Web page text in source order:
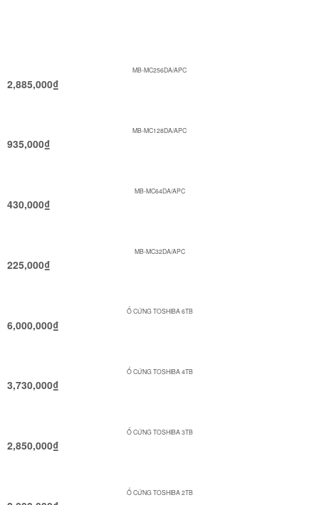
MB-MC256DA/APC
2,885,000₫
MB-MC128DA/APC
935,000₫
MB-MC64DA/APC
430,000₫
MB-MC32DA/APC
225,000₫
Ổ CỨNG TOSHIBA 6TB
6,000,000₫
Ổ CỨNG TOSHIBA 4TB
3,730,000₫
Ổ CỨNG TOSHIBA 3TB
2,850,000₫
Ổ CỨNG TOSHIBA 2TB